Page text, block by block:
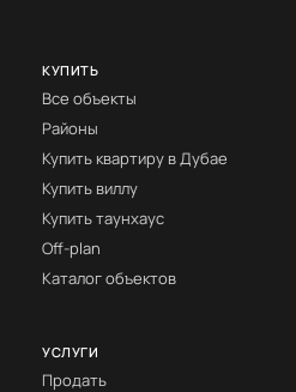
КУПИТЬ
Все объекты
Районы
Купить квартиру в Дубае
Купить виллу
Купить таунхаус
Off-plan
Каталог объектов
УСЛУГИ
Продать